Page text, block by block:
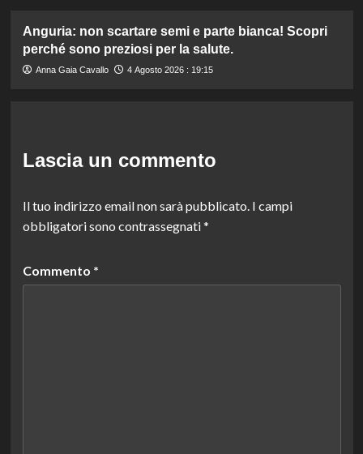
Anguria: non scartare semi e parte bianca! Scopri
perché sono preziosi per la salute.
Anna Gaia Cavallo 4 Agosto 2026 : 19:15
Lascia un commento
Il tuo indirizzo email non sarà pubblicato. I campi
obbligatori sono contrassegnati*
Commento *